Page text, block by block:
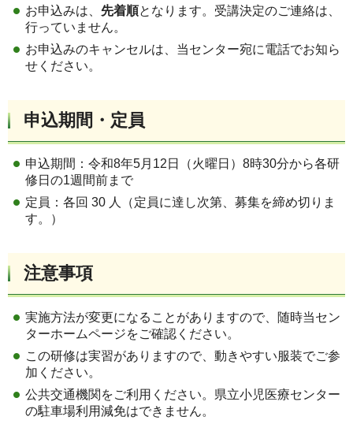
お申込みは、 先着順となります。受講決定のご連絡は、
行っていません。
お申込みのキャンセルは、当センター宛に電話でお知ら
せください。
申込期間・定員
申込期間：令和8年5月12日（火曜日）8時30分から各研
修日の1週間前まで
定員：各回 30 人（定員に達し次第、募集を締め切りま
す。）
注意事項
実施方法が変更になることがありますので、随時当セン
ターホームページをご確認ください。
この研修は実習がありますので、動きやすい服装でご参
加ください。
公共交通機関をご利用ください。県立小児医療センター
の駐車場利用減免はできません。